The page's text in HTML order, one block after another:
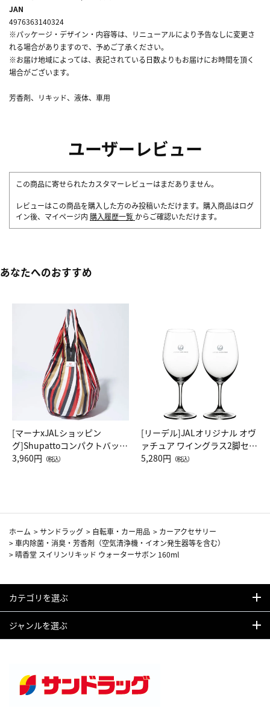
JAN
4976363140324
※パッケージ・デザイン・内容等は、リニューアルにより予告なしに変更さ
れる場合がありますので、予めご了承ください。
※お届け地域によっては、表記されている日数よりもお届けにお時間を頂く
場合がございます。
芳香剤、リキッド、液体、車用
ユーザーレビュー
この商品に寄せられたカスタマーレビューはまだありません。
レビューはこの商品を購入した方のみ投稿いただけます。購入商品はログ
イン後、マイページ内 購入履歴一覧 からご確認いただけます。
あなたへのおすすめ
[マーナxJALショッピン
グ]Shupattoコンパクトバッグ
Drop JAL客室乗務員（LC）ス
3,960円 （税込）
[リーデル]JALオリジナル オヴ
ァチュア ワイングラス2脚セッ
ト（レッドワイン）
5,280円 （税込）
ホーム >サンドラッグ > 自転車・カー用品 > カーアクセサリー
>車内除菌・消臭・芳香剤（空気清浄機・イオン発生器等を含む）
> 晴香堂 スイリンリキッド ウォーターサボン 160ml
カテゴリを選ぶ
ジャンルを選ぶ